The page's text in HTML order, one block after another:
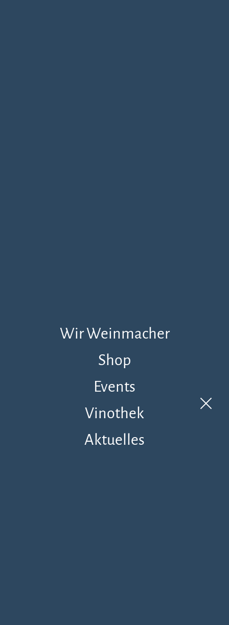
Wir Weinmacher
Shop
Events
Vinothek
Aktuelles